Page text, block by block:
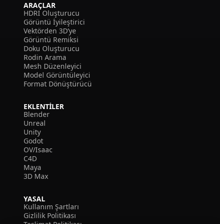
ARAÇLAR
HDRI Oluşturucu
Görüntü İyileştirici
Vektörden 3D’ye
Görüntü Remiksi
Doku Oluşturucu
Rodin Arama
Mesh Düzenleyici
Model Görüntüleyici
Format Dönüştürücü
EKLENTILER
Blender
Unreal
Unity
Godot
OV/Isaac
C4D
Maya
3D Max
YASAL
Kullanım Şartları
Gizlilik Politikası